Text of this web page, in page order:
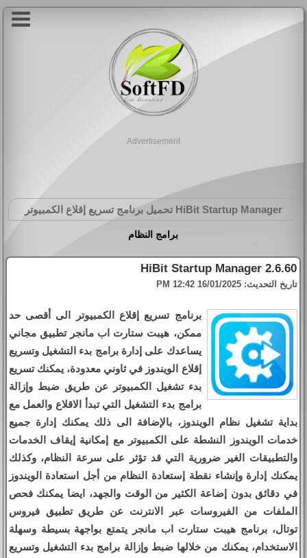
Advertisement
HiBit Startup Manager تحميل برنامج تسريع إقلاع الكمبيوتر
برامج النظام
HiBit Startup Manager 2.6.60
تاريخ التحديث: 16/01/2025 12:42 PM
برنامج تسريع إقلاع الكمبيوتر الى أقصى حد
ممكن، هيبت ستارت اب مانجر تطبيق مجاني
يساعدك على إدارة برامج بدء التشغيل وتسريع
إقلاع الويندوز في ثاوني معدودة، يمكنك تسريع
بدء تشغيل الكمبيوتر عن طريق ضبط وإزالة
برامج بدء التشغيل التي تبدأ الاقلاع والعمل مع
بداية تشغيل نظام الويندوز، بالإضافة الى ذلك يمكنك إدارة جميع
خدمات الويندوز النشطة على الكمبيوتر مع إمكانية إيقاف الخدمات
والتطبيقات الغير ضرورية التي قد تؤثر على سرعة النظام، وكذلك
يمكنك إدارة وإنشاء نقطة إستعادة النظام من أجل استعادة الويندوز
في دقائق بدون إضاعة الكثير من الوقت والجهد، ايضا يمكنك فحص
الملفات من الفيروسات عبر الانترنت عن طريق تطبيق فيروس
توتال، برنامج هيبت ستارت اب مانجر يتمتع بواجهة بسيطة وسهلة
الاستخدام، يمكنك من خلالها ضبط وإزالة برامج بدء التشغيل وتسريع